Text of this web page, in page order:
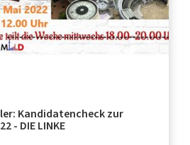
Kandidatencheck zur
- DIE LINKE